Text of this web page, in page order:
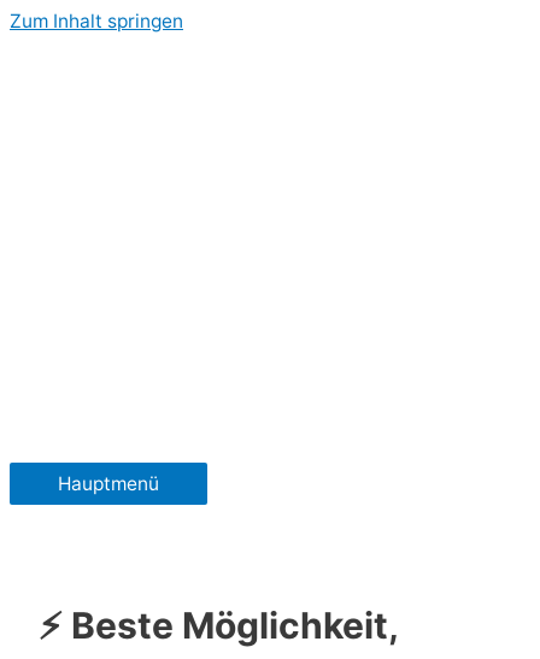
Zum Inhalt springen
Hauptmenü
⚡ Beste Möglichkeit,